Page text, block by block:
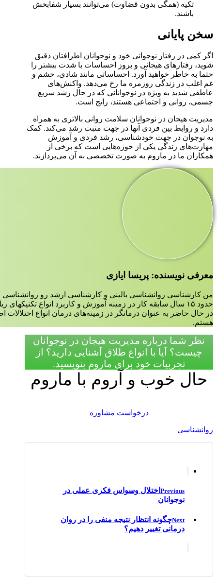
تکیه (همگی بدون قضاوت) می‌توانند بسیار شفابخش
باشند.
سخن پایانی
اگر کمی در رفتار نوجوانی خود و نوجوانان اطرافتان دقیق
شوید، رفتارهای هیجانی و بروز احساسات با شدت بیشتر را
حتما به خاطر خواهید آورد. احساساتی مانند شادی، خشم و
غم اغلب در زندگی روزمره ما رخ می‌دهد. واکنش‌های
عاطفی شدید به ویژه در نوجوانانی که در حال رشد سریع
جسمی، روانی و اجتماعی هستند، رایج است.
مدیریت هیجان در نوجوانان سلامت روانی بالاتری به همراه
دارد و روابط بین فردی آنها در جهت مثبت رشد می‌کند. کمک
به نوجوان در جهت خودشناسی، رشد فردی و آموزش
مهارت‌های زندگی یکی از حوزه‌هایی است که برخی از
همکاران ما در ماروم به صورت تخصصی به آن می‌پردازند.
معرفی نویسنده: پریسا ایازی
من کارشناسی روانشناسی بالینی و کارشناسی ارشد رو
حدود ۱۵ سال سابقه کار در زمینه آموزش و کاربرد انواع تکنیکهای ریلکسیشن،مدیتیشن و مایندفولنس دارم.
در حال حاضر به عنوان درمانگر در زمینه‌‌های درمان انواع
هستم.
نظر شما درباره مدیریت هیجان در نوجوانان
چیست؟ آیا با انواع طلاق آشنایی دارید؟ از
تجربیات خود برای ماروم بنویسید.
حال خوب و آروم با ماروم
درخواست مشاوره
روانشناسی
Previous اختلال وسواس فكری عملی در
نوجوانان
Nextچگونه انتظار نتیجه منفی را در روان
درمانی تغییر دهیم؟